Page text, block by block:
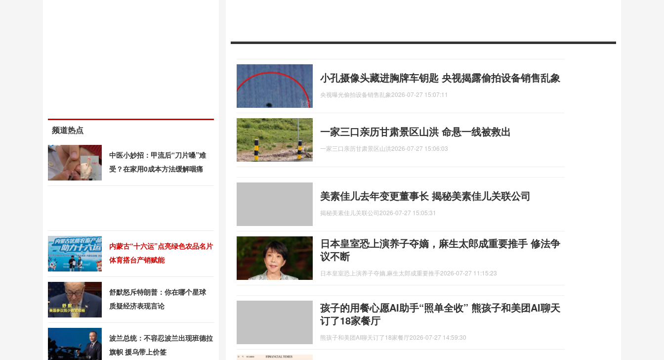
小孔摄像头藏进胸牌车钥匙 央视揭露偷拍设备销售乱象
央视曝光偷拍设备销售乱象2026-07-27 15:07:11
一家三口亲历甘肃景区山洪 命悬一线被救出
一家三口亲历甘肃景区山洪2026-07-27 15:06:03
美素佳儿去年变更董事长 揭秘美素佳儿关联公司
揭秘美素佳儿关联公司2026-07-27 15:05:31
日本皇室恐上演养子夺嫡，麻生太郎成重要推手 修法争
议不断
日本皇室恐上演养子夺嫡,麻生太郎成重要推手2026-07-27 11:15:23
孩子的用餐心愿AI助手“照单全收” 熊孩子和美团AI聊天
订了18家餐厅
熊孩子和美团AI聊天订了18家餐厅2026-07-27 14:59:30
频道热点
中医小妙招：甲流后“刀片嗓”难
受？在家用0成本方法缓解咽痛
内蒙古“十六运”点亮绿色农品名片
体育搭台产销赋能
舒默怒斥特朗普：你在哪个星球
质疑经济表现言论
波兰总统：不容忍波兰出现班德拉
旗帜 援乌带上价签